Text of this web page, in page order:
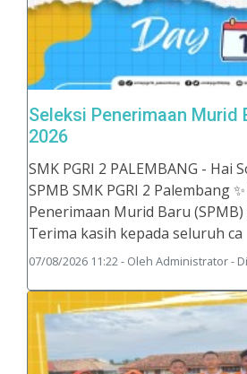
Seleksi Penerimaan Murid
2026
SMK PGRI 2 PALEMBANG - Hai
SPMB SMK PGRI 2 Palembang
Penerimaan Murid Baru
Terima kasih kepada seluruh ca
07/08/2026 11:22 - Oleh Administrator -